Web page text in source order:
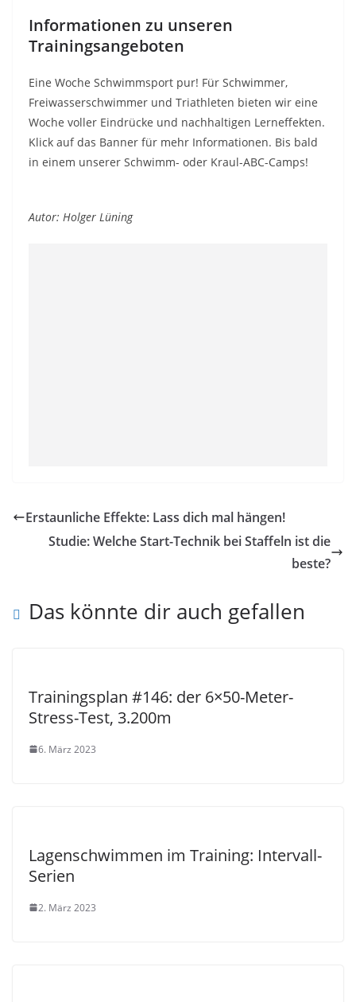
Informationen zu unseren
Trainingsangeboten
Eine Woche Schwimmsport pur! Für Schwimmer,
Freiwasserschwimmer und Triathleten bieten wir eine
Woche voller Eindrücke und nachhaltigen Lerneffekten.
Klick auf das Banner für mehr Informationen. Bis bald
in einem unserer Schwimm- oder Kraul-ABC-Camps!
Autor: Holger Lüning
Erstaunliche Effekte: Lass dich mal hängen!
Studie: Welche Start-Technik bei Staffeln ist die
beste?
Das könnte dir auch gefallen
Trainingsplan #146: der 6×50-Meter-
Stress-Test, 3.200m
6. März 2023
Lagenschwimmen im Training: Intervall-
Serien
2. März 2023